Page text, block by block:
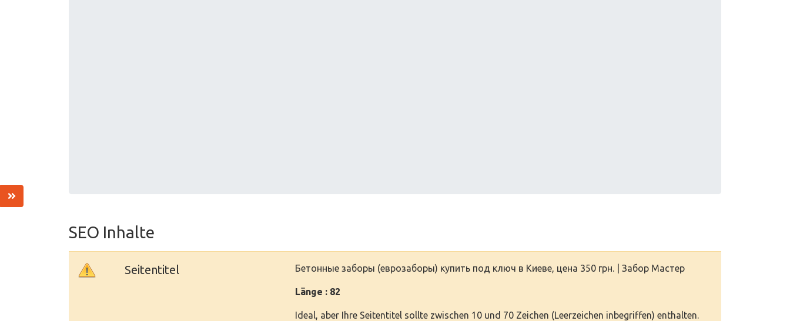
SEO Inhalte
Seitentitel Бетонные заборы (еврозаборы) купить под ключ в Киеве, цена 350 грн. | Забор Мастер
Länge : 82
Ideal, aber Ihre Seitentitel sollte zwischen 10 und 70 Zeichen (Leerzeichen inbegriffen) enthalten.